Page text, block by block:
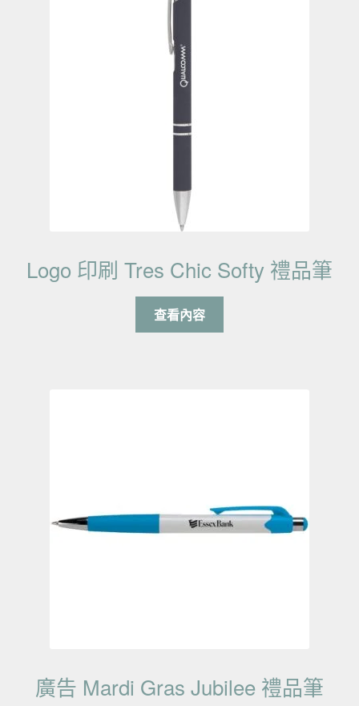
Logo 印刷 Tres Chic Softy 禮品筆
查看內容
廣告 Mardi Gras Jubilee 禮品筆